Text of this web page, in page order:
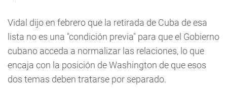
Vidal dijo en febrero que la retirada de Cuba de esa
lista no es una "condición previa" para que el Gobierno
cubano acceda a normalizar las relaciones, lo que
encaja con la posición de Washington de que esos
dos temas deben tratarse por separado.